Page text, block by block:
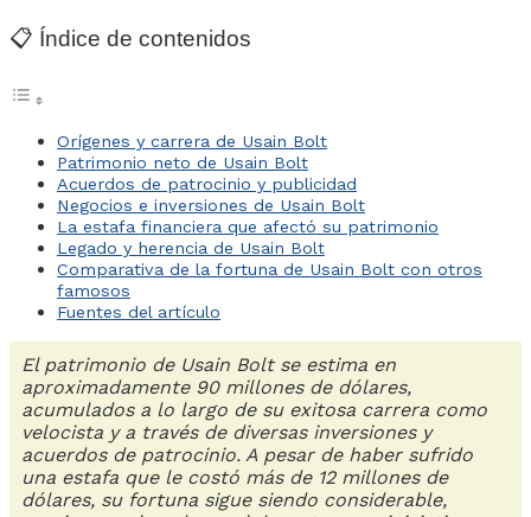
📋 Índice de contenidos
Orígenes y carrera de Usain Bolt
Patrimonio neto de Usain Bolt
Acuerdos de patrocinio y publicidad
Negocios e inversiones de Usain Bolt
La estafa financiera que afectó su patrimonio
Legado y herencia de Usain Bolt
Comparativa de la fortuna de Usain Bolt con otros
famosos
Fuentes del artículo
El patrimonio de Usain Bolt se estima en
aproximadamente 90 millones de dólares,
acumulados a lo largo de su exitosa carrera como
velocista y a través de diversas inversiones y
acuerdos de patrocinio. A pesar de haber sufrido
una estafa que le costó más de 12 millones de
dólares, su fortuna sigue siendo considerable,